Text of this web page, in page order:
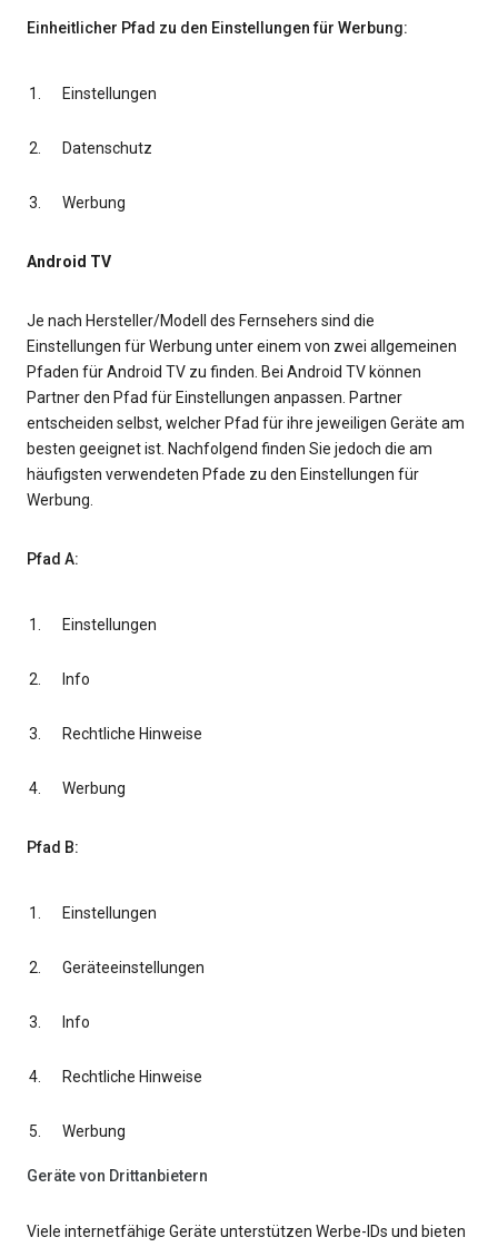
Einheitlicher Pfad zu den Einstellungen für Werbung:
Einstellungen
Datenschutz
Werbung
Android TV
Je nach Hersteller/Modell des Fernsehers sind die
Einstellungen für Werbung unter einem von zwei allgemeinen
Pfaden für Android TV zu finden. Bei Android TV können
Partner den Pfad für Einstellungen anpassen. Partner
entscheiden selbst, welcher Pfad für ihre jeweiligen Geräte am
besten geeignet ist. Nachfolgend finden Sie jedoch die am
häufigsten verwendeten Pfade zu den Einstellungen für
Werbung.
Pfad A:
Einstellungen
Info
Rechtliche Hinweise
Werbung
Pfad B:
Einstellungen
Geräteeinstellungen
Info
Rechtliche Hinweise
Werbung
Geräte von Drittanbietern
Viele internetfähige Geräte unterstützen Werbe-IDs und bieten